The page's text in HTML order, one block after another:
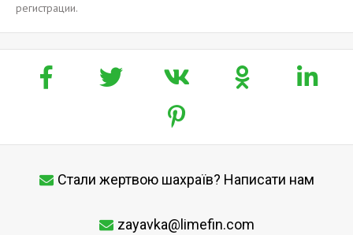
регистрации.
Стали жертвою шахраїв? Написати нам
zayavka@limefin.com